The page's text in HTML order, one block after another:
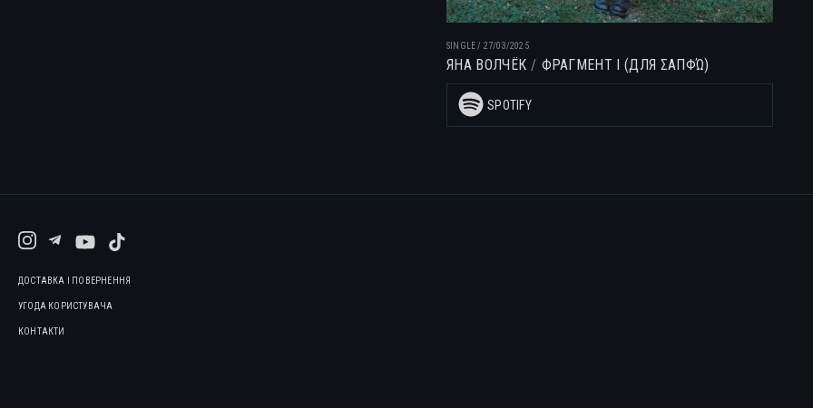
SINGLE/ 27/03/2025
ЯНА ВОЛЧЁК ФРАГМЕНТ I (ДЛЯ ΣΑΠΦΏ)
SPOTIFY
ДОСТАВКА І ПОВЕРНЕННЯ
УГОДА КОРИСТУВАЧА
КОНТАКТИ